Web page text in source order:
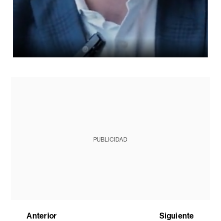
PUBLICIDAD
Anterior Siguiente